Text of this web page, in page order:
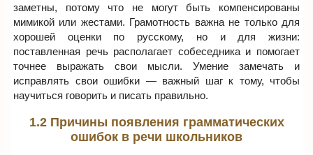
заметны, потому что не могут быть компенсированы
мимикой или жестами. Грамотность важна не только для
хорошей оценки по русскому, но и для жизни:
поставленная речь располагает собеседника и помогает
точнее выражать свои мысли. Умение замечать и
исправлять свои ошибки — важный шаг к тому, чтобы
научиться говорить и писать правильно.
1.2 Причины появления грамматических
ошибок в речи школьников